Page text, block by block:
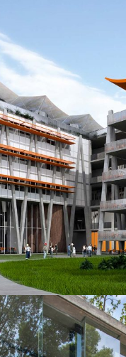
Anahuac Puebla